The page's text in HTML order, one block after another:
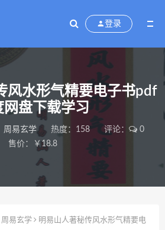
登录
风水形气精要电子书pdf
网盘下载学习
周易玄学 热度：158 评论：
0
售价：￥18.8
周易玄学
明易山人著秘传风水形气精要电